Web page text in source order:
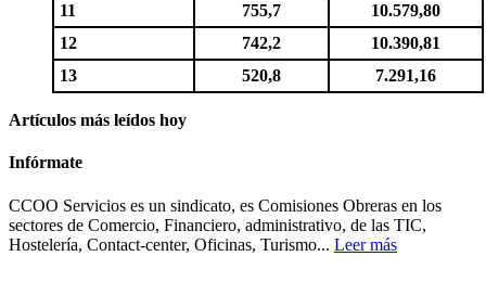
11
755,7
10.579,80
12
742,2
10.390,81
13
520,8 7.291,16
Artículos más leídos hoy
Infórmate
CCOO Servicios es un sindicato, es Comisiones Obreras en los
sectores de Comercio, Financiero, administrativo, de las TIC,
Hostelería, Contact-center, Oficinas, Turismo... Leer más